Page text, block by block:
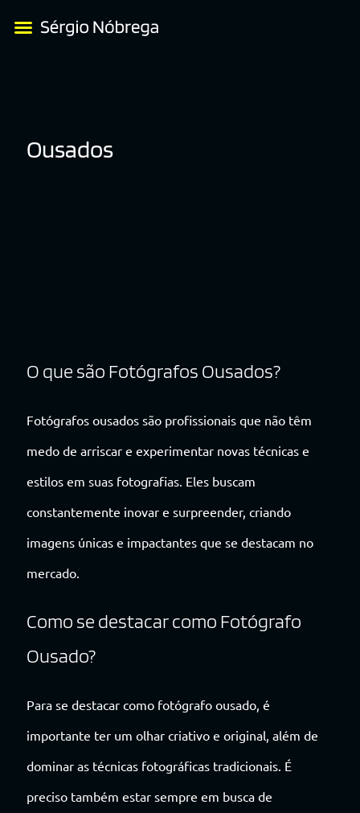
Ousados
O que são Fotógrafos Ousados?
Fotógrafos ousados são profissionais que não têm
medo de arriscar e experimentar novas técnicas e
estilos em suas fotografias. Eles buscam
constantemente inovar e surpreender, criando
imagens únicas e impactantes que se destacam no
mercado.
Como se destacar como Fotógrafo
Ousado?
Para se destacar como fotógrafo ousado, é
importante ter um olhar criativo e original, além de
dominar as técnicas fotográficas tradicionais. É
preciso também estar sempre em busca de